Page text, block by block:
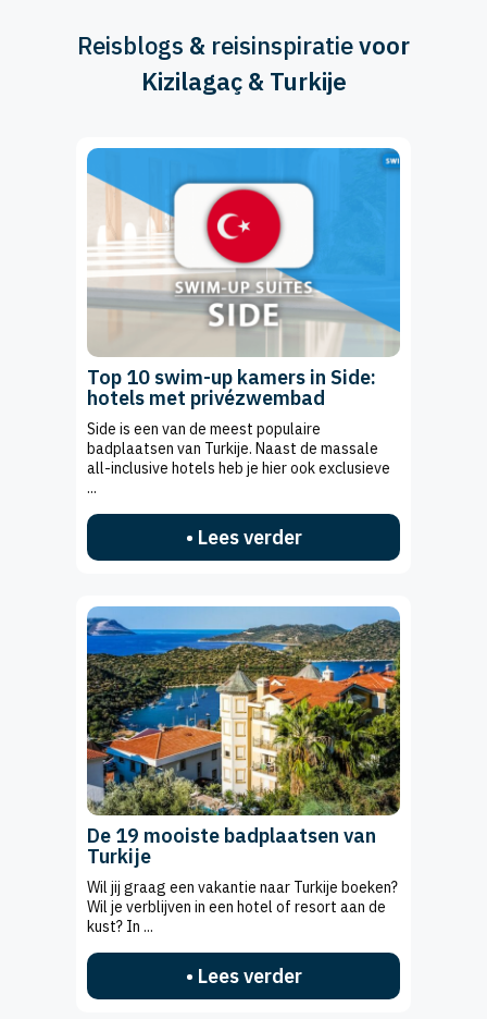
Reisblogs & reisinspiratievoor
Kizilagaç & Turkije
Top 10 swim-up kamers in Side:
hotels met privézwembad
Side is een van de meest populaire
badplaatsen van Turkije. Naast de massale
all-inclusive hotels heb je hier ook exclusieve
...
• Lees verder
De 19 mooiste badplaatsen van
Turkije
Wil jij graag een vakantie naar Turkije boeken?
Wil je verblijven in een hotel of resort aan de
kust? In ...
• Lees verder